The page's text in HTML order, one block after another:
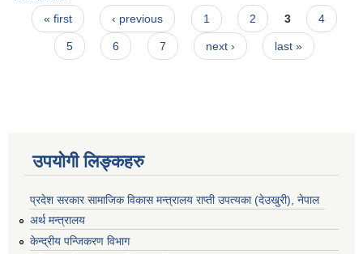
Pages
« first ‹ previous 1 2 3 4
5 6 7 next › last »
उपयोगी लिङ्कहरु
प्रदेश सरकार सामाजिक विकास मन्‍‍त्रालय राप्ती उपत्यका (देउखुरी), नेपाल
अर्थ मन्त्रालय
केन्द्रीय पन्जिकरण विभाग